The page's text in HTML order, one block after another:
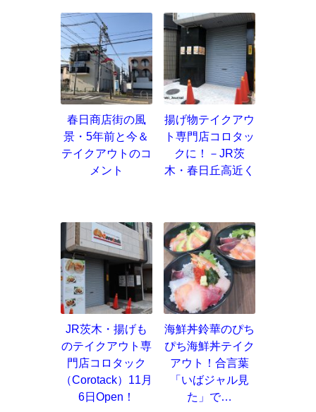
春日商店街の風
景・5年前と今＆
テイクアウトのコ
メント
揚げ物テイクアウ
ト専門店コロタッ
クに！－JR茨
木・春日丘高近く
JR茨木・揚げも
のテイクアウト専
門店コロタック
（Corotack）11月
6日Open！
海鮮丼鈴華のぴち
ぴち海鮮丼テイク
アウト！合言葉
「いばジャル見
た」で…